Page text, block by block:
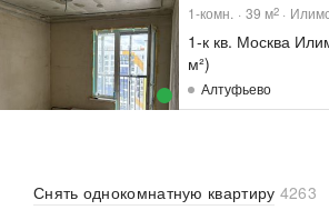
1-комн. 39 м2
1-к кв. Москва
м²)
Алтуфьево
Снять однокомнатную квартиру 4263